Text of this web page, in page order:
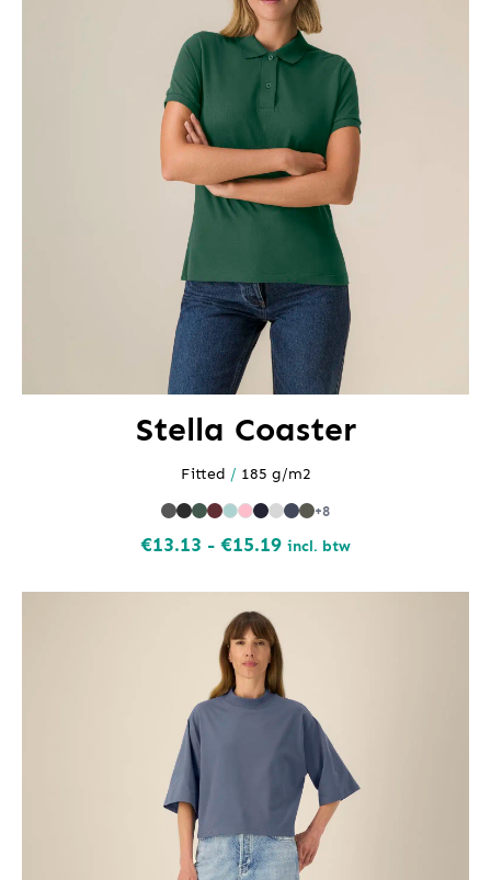
Stella Coaster
Fitted / 185 g/m2
+8
€13.13 - €15.19Prijsklasse:
incl. btw